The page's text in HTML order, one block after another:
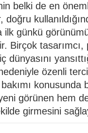
belki de en
doğru
ilk günkü
Birçok
dünyasını
özenli
konusunda
görünen hem de
girmesini